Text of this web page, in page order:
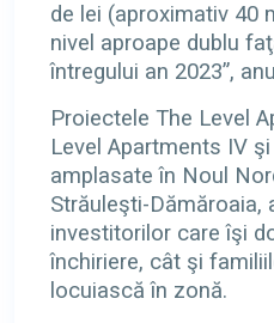
de lei (aproximativ 40
nivel aproape dublu
întregului an 2023”,
Proiectele The Level
Level Apartments IV
amplasate în Noul
Străuleşti-Dămăroaia,
investitorilor care îşi
închiriere, cât şi
locuiască în zonă.